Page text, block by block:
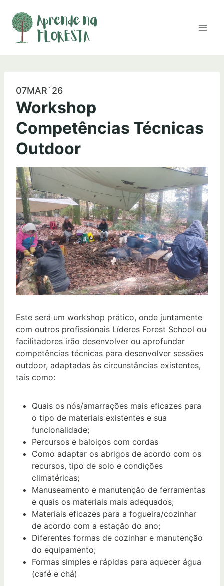
content
07MAR´26
Workshop
Competências Técnicas
Outdoor
Este será um workshop prático, onde juntamente
com outros profissionais Líderes Forest School ou
facilitadores irão desenvolver ou aprofundar
competências técnicas para desenvolver sessões
outdoor, adaptadas às circunstâncias existentes,
tais como:
Quais os nós/amarrações mais eficazes para
o tipo de materiais existentes e sua
funcionalidade;
Percursos e baloiços com cordas
Como adaptar os abrigos de acordo com os
recursos, tipo de solo e condições
climatéricas;
Manuseamento e manutenção de ferramentas
e quais os materiais mais adequados;
Materiais eficazes para a fogueira/cozinhar
de acordo com a estação do ano;
Diferentes formas de cozinhar e manutenção
do equipamento;
Formas simples e rápidas para aquecer água
(café e chá)